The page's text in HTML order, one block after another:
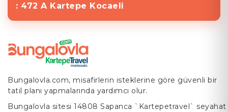
: 472 A Kartepe Kocaeli
Bungalovla.com, misafirlerin isteklerine göre güvenli bir
tatil planı yapmalarında yardımcı olur.
Bungalovla sitesi 14808 Sapanca `Kartepetravel` seyahat